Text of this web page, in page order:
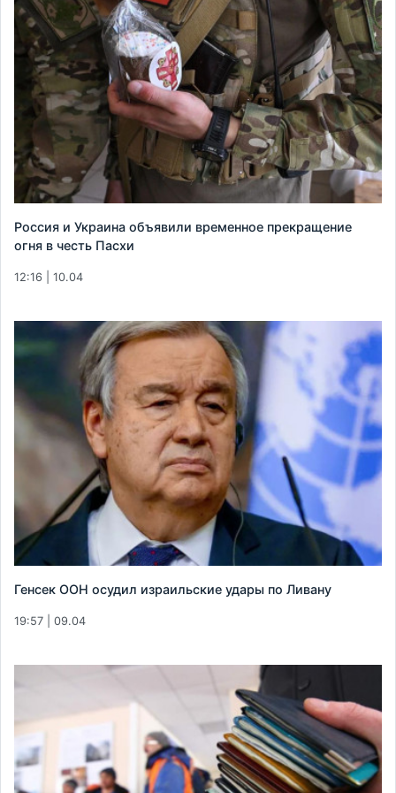
Россия и Украина объявили временное прекращение
огня в честь Пасхи
12:16 | 10.04
Генсек ООН осудил израильские удары по Ливану
19:57 | 09.04